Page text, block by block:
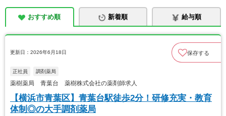
おすすめ順 新着順 給与順
更新日：2026年6月18日 保存する
正社員 調剤薬局
薬樹薬局 青葉台 薬樹株式会社の薬剤師求人
【横浜市青葉区】青葉台駅徒歩2分！研修充実・教育
体制◎の大手調剤薬局